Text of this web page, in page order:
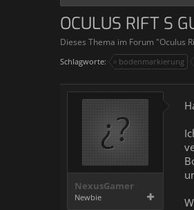
OCULUS RIFT S
Dieses Thema im Forum "Oculus
Schlagworte: bodenmarkierung
NexusGamer
Newbie